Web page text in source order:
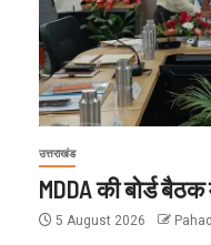
उत्तराखंड
MDDA की बोर्ड
5 August 2026